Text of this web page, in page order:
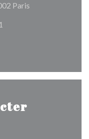
Paris
((ouvre une